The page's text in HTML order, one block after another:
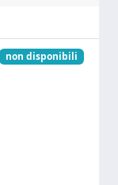
non disponibili